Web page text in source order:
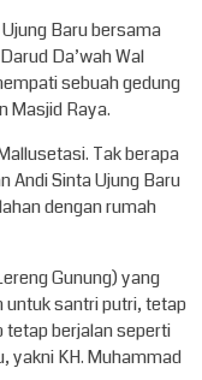
Baru bersama
Da’wah Wal
sebuah gedung
Masjid Raya.
Tak berapa
Andi Sinta Ujung Baru
dengan rumah
Gunung) yang
untuk santri putri, tetap
tetap berjalan seperti
yakni KH. Muhammad